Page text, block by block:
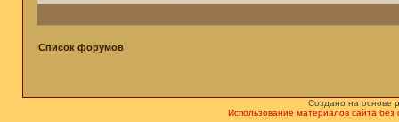
Список форумов
Создано на основе
Использование материалов сайта